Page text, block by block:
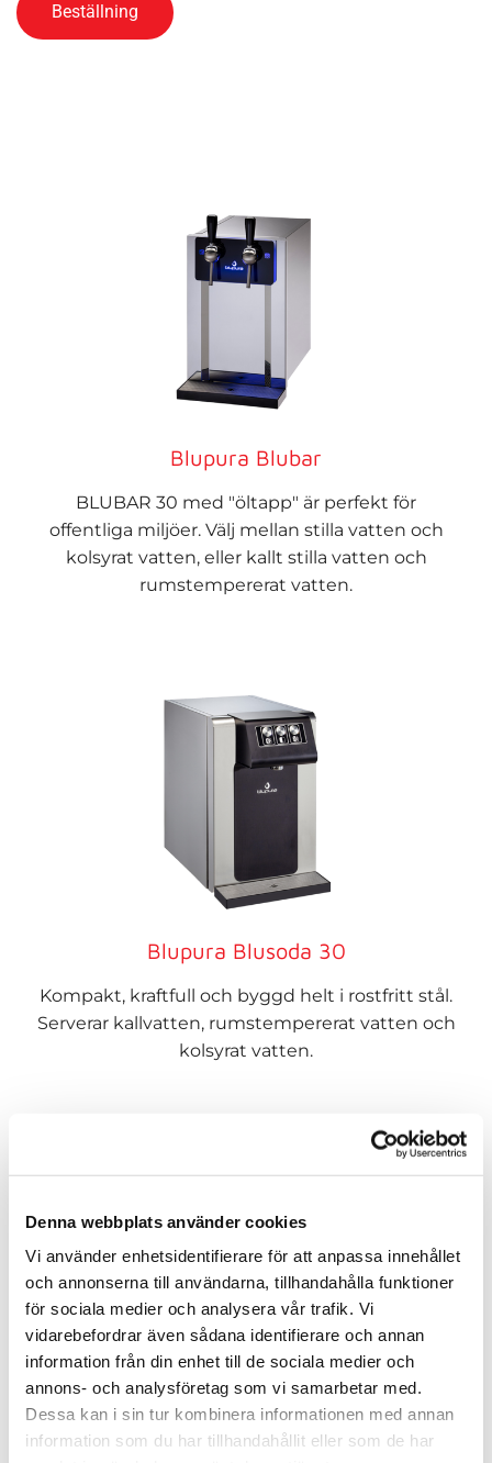
Denna webbplats använder cookies
Vi använder enhetsidentifierare för att anpassa innehållet
och annonserna till användarna, tillhandahålla funktioner
för sociala medier och analysera vår trafik. Vi
vidarebefordrar även sådana identifierare och annan
information från din enhet till de sociala medier och
annons- och analysföretag som vi samarbetar med.
Dessa kan i sin tur kombinera informationen med annan
information som du har tillhandahållit eller som de har
Beställning
Blupura Blubar
BLUBAR 30 med "öltapp" är perfekt för
offentliga miljöer. Välj mellan stilla vatten och
kolsyrat vatten, eller kallt stilla vatten och
rumstempererat vatten.
Blupura Blusoda 30
Kompakt, kraftfull och byggd helt i rostfritt stål.
Serverar kallvatten, rumstempererat vatten och
kolsyrat vatten.